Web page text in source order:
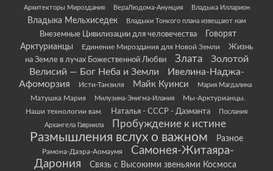
Архитекторы Мироздания ВераЛюдома-Анунция Владыка Илларион
Владыка Мельхиседек Владыки Тонкого плана извещают нам
Внеземные Цивилизации для человечества
Говорят
Арктурианцы
Единение Мироздания для Новой Земли
Жизнь
на Земле в лучах Божественной Любви
Злата
Золотой
Велисий — Бог Неба и Земли
Ивелина-Наджа-
Афоморзия
Исти-Танзиля Майк Куинси Мария Магдалина
Матушка Мария Милузина-Энигма-Илания
Мы-Арктурианцы.
Наши технологии вам.
Наталья - СССР - Даэманта
Послания
Архангела Гавриила
Пробуждение к истине
Размышления вслух о важном Разное
Рамона-Даэра-Аомаумя
Самонея-Житаяра-
Дарония
Связь с Высокими звеньями Космоса